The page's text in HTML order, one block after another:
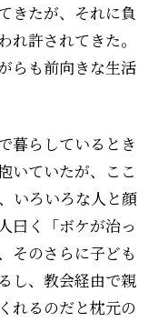
きたが、それに負
れ許されてきた。
らも前向きな生活
暮らしているとき
いていたが、ここ
いろいろな人と顔
曰く「ボケが治っ
そのさらに子ども
し、教会経由で親
れるのだと枕元の